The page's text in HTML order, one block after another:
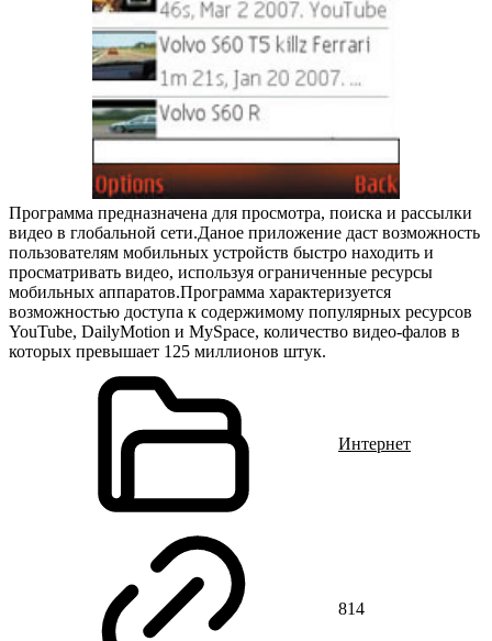
Программа предназначена для просмотра, поиска и рассылки
видео в глобальной сети.Даное приложение даст возможность
пользователям мобильных устройств быстро находить и
просматривать видео, используя ограниченные ресурсы
мобильных аппаратов.Программа характеризуется
возможностью доступа к содержимому популярных ресурсов
YouTube, DailyMotion и MySpace, количество видео-фалов в
которых превышает 125 миллионов штук.
Интернет
814